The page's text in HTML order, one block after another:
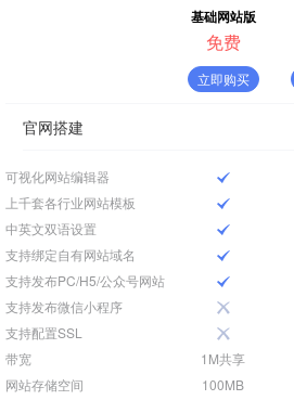
基础网站版
免费
立即购买
官网搭建
可视化网站编辑器
上千套各行业网站模板
中英文双语设置
支持绑定自有网站域名
支持发布PC/H5/公众号网站
支持发布微信小程序
支持配置SSL
带宽
1M共享
网站存储空间
100MB